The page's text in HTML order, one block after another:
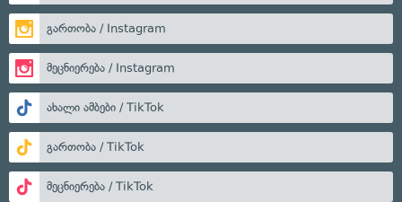
გართობა / Instagram
მეცნიერება / Instagram
ახალი ამბები / TikTok
გართობა / TikTok
მეცნიერება / TikTok